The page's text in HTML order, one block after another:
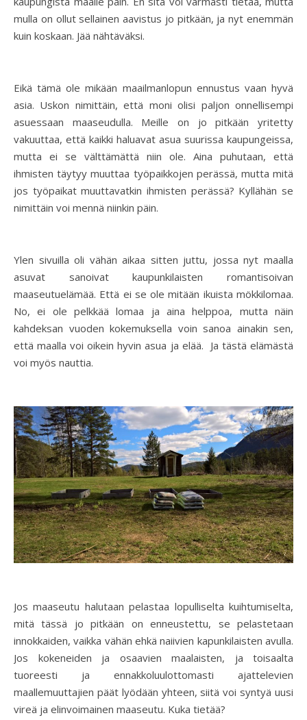
mulla on ollut sellainen aavistus jo pitkään, ja nyt enemmän
kuin koskaan. Jää nähtäväksi.
Eikä tämä ole mikään maailmanlopun ennustus vaan hyvä
asia. Uskon nimittäin, että moni olisi paljon onnellisempi
asuessaan maaseudulla. Meille on jo pitkään yritetty
vakuuttaa, että kaikki haluavat asua suurissa kaupungeissa,
mutta ei se välttämättä niin ole. Aina puhutaan, että
ihmisten täytyy muuttaa työpaikkojen perässä, mutta mitä
jos työpaikat muuttavatkin ihmisten perässä? Kyllähän se
nimittäin voi mennä niinkin päin.
Ylen sivuilla oli vähän aikaa sitten juttu, jossa nyt maalla
asuvat sanoivat kaupunkilaisten romantisoivan
maaseutuelämää. Että ei se ole mitään ikuista mökkilomaa.
No, ei ole pelkkää lomaa ja aina helppoa, mutta näin
kahdeksan vuoden kokemuksella voin sanoa ainakin sen,
että maalla voi oikein hyvin asua ja elää. Ja tästä elämästä
voi myös nauttia.
Jos maaseutu halutaan pelastaa lopulliselta kuihtumiselta,
mitä tässä jo pitkään on enneustettu, se pelastetaan
innokkaiden, vaikka vähän ehkä naiivien kapunkilaisten avulla.
Jos kokeneiden ja osaavien maalaisten, ja toisaalta
tuoreesti ja ennakkoluulottomasti ajattelevien
maallemuuttajien päät lyödään yhteen, siitä voi syntyä uusi
vireä ja elinvoimainen maaseutu. Kuka tietää?